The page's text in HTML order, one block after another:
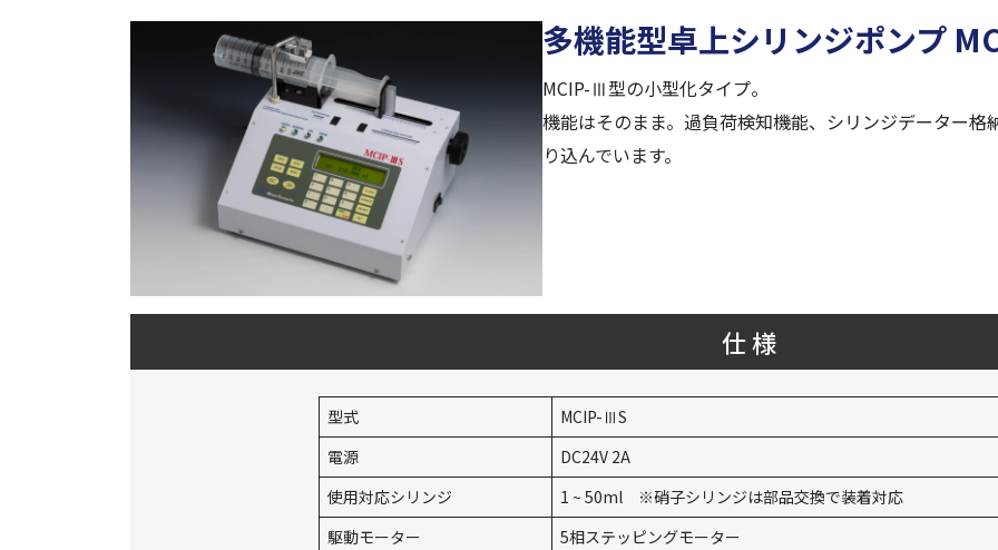
多機能型卓上シリンジポンプ
MCIP-Ⅲ型の小型化タイプ。
機能はそのまま。過負荷検知機能、シリンジデーター
り込んでいます。
仕 様
型式
MCIP-ⅢS
電源
DC24V 2A
使用対応シリンジ
1 ~ 50ml ※硝子シリンジは部品交換で装着対応
駆動モーター
5相ステッピングモーター